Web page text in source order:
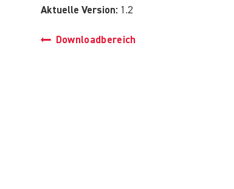
Aktuelle Version: 1.2
Downloadbereich